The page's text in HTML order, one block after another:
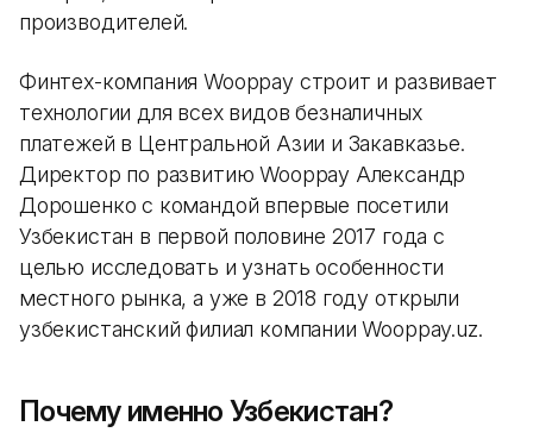
производителей.
Финтех-компания Wooppay строит и развивает
технологии для всех видов безналичных
платежей в Центральной Азии и Закавказье.
Директор по развитию Wooppay Александр
Дорошенко с командой впервые посетили
Узбекистан в первой половине 2017 года с
целью исследовать и узнать особенности
местного рынка, а уже в 2018 году открыли
узбекистанский филиал компании Wooppay.uz.
Почему именно Узбекистан?